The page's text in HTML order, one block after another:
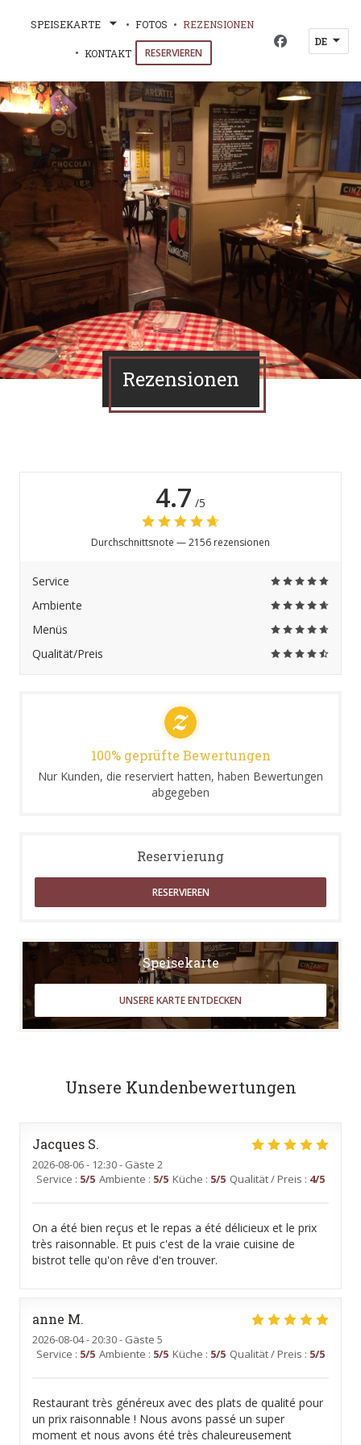
SPEISEKARTE FOTOS REZENSIONEN
KONTAKT RESERVIEREN Facebook
DE
Rezensionen
Unsere Kundenbewertungen
Jacques S
2026-08-06- 12:30 - Gäste 2
Service : 5/5 Ambiente : 5/5 Küche : 5/5 Qualität / Preis : 4/5
On a été bien reçus et le repas a été délicieux et le prix
très raisonnable. Et puis c'est de la vraie cuisine de
bistrot telle qu'on rêve d'en trouver.
anne M
2026-08-04- 20:30 - Gäste 5
Service : 5/5 Ambiente : 5/5 Küche : 5/5 Qualität / Preis : 5/5
Restaurant très généreux avec des plats de qualité pour
un prix raisonnable ! Nous avons passé un super
moment et nous avons été très chaleureusement
4.7 /5
Durchschnittsnote —2156 rezensionen
Service
Ambiente
Menüs
Qualität/Preis
100% geprüfte Bewertungen
Nur Kunden, die reserviert hatten, haben Bewertungen
abgegeben
Reservierung
RESERVIEREN
Speisekarte
UNSERE KARTE ENTDECKEN